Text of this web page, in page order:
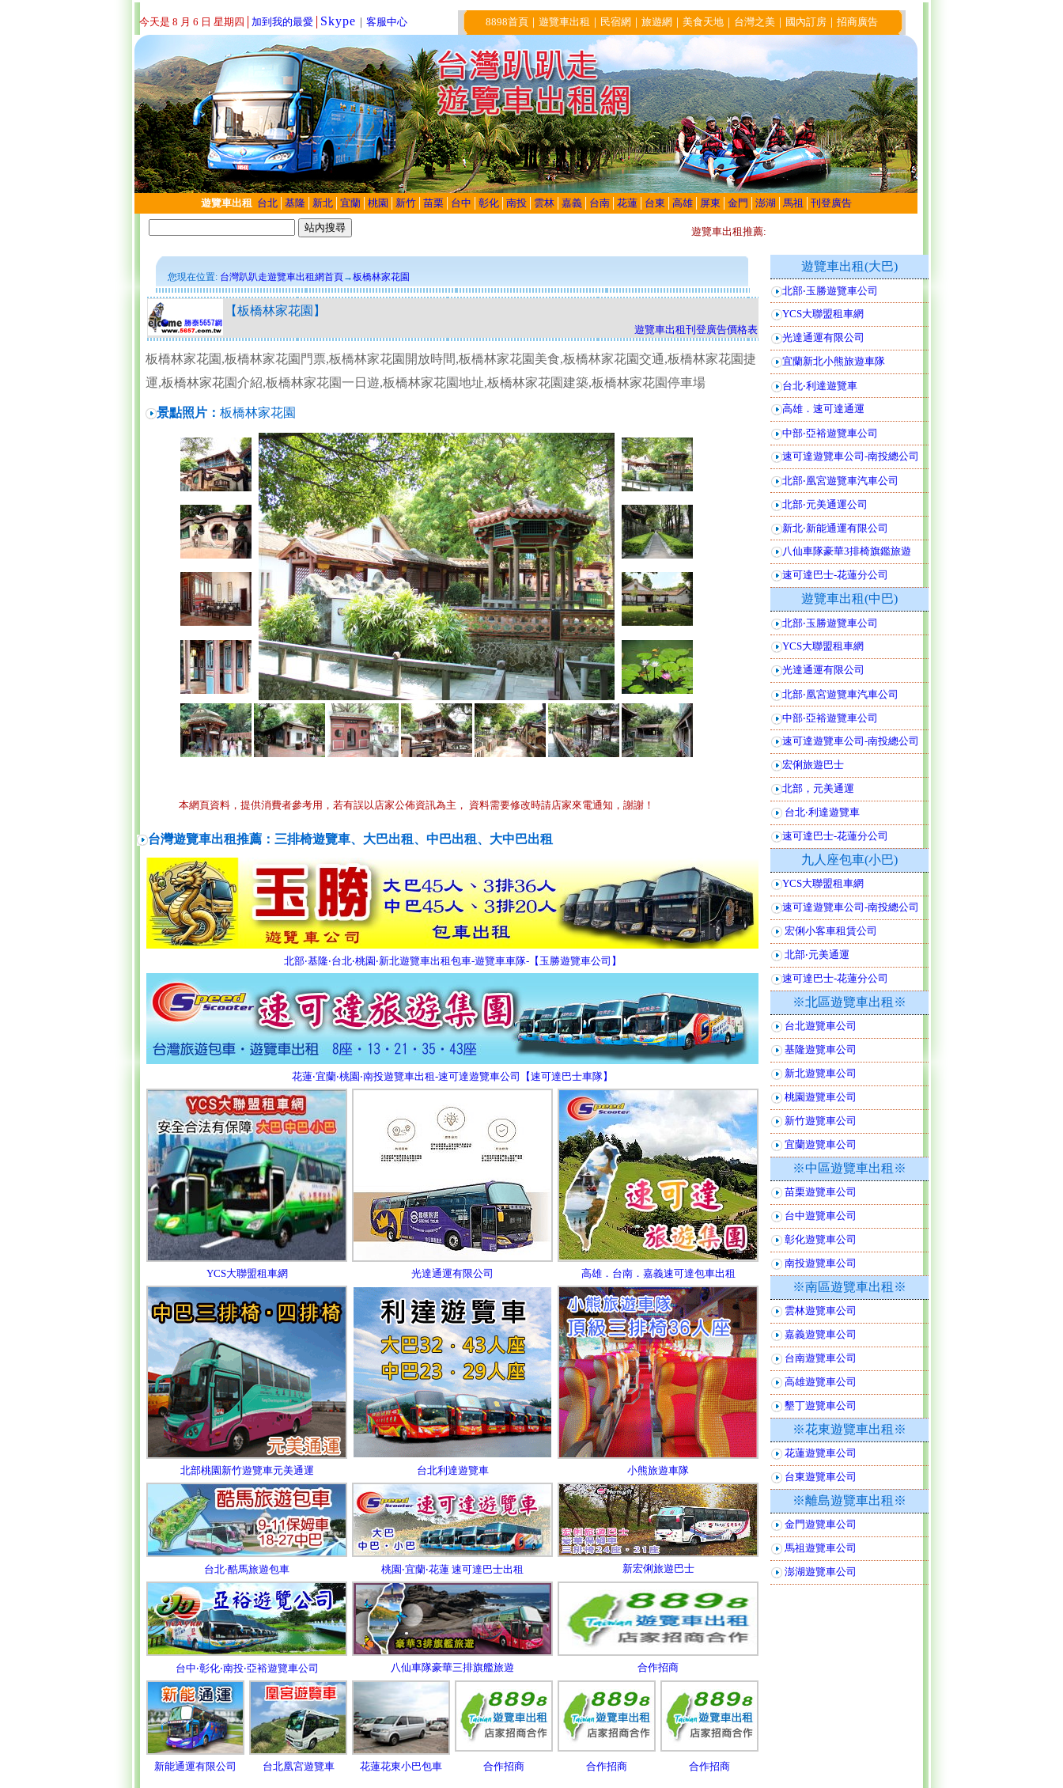
今天是 8 月 6 日 星期四 加到我的最愛 Skype ｜ 客服中心 8898首頁 ｜ 遊覽車出租 ｜ 民宿網 ｜ 旅遊網 ｜ 美食天地 ｜ 台灣之美 ｜ 國內訂房 ｜ 招商廣告
遊覽車出租 台北│ 基隆│ 新北│ 宜蘭│ 桃園 新竹│ 苗栗│ 台中 彰化│ 南投│ 雲林│ 嘉義│ 台南│ 花蓮│ 台東 高雄│ 屏東 金門 澎湖 馬祖 刊登廣告
遊覽車出租推薦:
您現在位置: 台灣趴趴走遊覽車出租網首頁→板橋林家花園
【板橋林家花園】
遊覽車出租刊登廣告價格表
板橋林家花園,板橋林家花園門票,板橋林家花園開放時間,板橋林家花園美食,板橋林家花園交通,板橋林家花園捷
運,板橋林家花園介紹,板橋林家花園一日遊,板橋林家花園地址,板橋林家花園建築,板橋林家花園停車場
景點照片： 板橋林家花園
本網頁資料，提供消費者參考用，若有誤以店家公佈資訊為主， 資料需要修改時請店家來電通知，謝謝！
台灣遊覽車出租推薦：三排椅遊覽車、大巴出租、中巴出租、大中巴出租
北部‧基隆‧台北‧桃園‧新北遊覽車出租包車-遊覽車車隊-【玉勝遊覽車公司】
花蓮‧宜蘭‧桃園‧南投遊覽車出租-速可達遊覽車公司【速可達巴士車隊】
YCS大聯盟租車網 光達通運有限公司 高雄．台南．嘉義速可達包車出租
北部桃園新竹遊覽車元美通運 台北利達遊覽車 小熊旅遊車隊
台北‧酷馬旅遊包車 桃園‧宜蘭‧花蓮 速可達巴士出租 新宏俐旅遊巴士
台中‧彰化‧南投‧亞裕遊覽車公司 八仙車隊豪華三排旗艦旅遊 合作招商
新能通運有限公司 台北凰宮遊覽車 花蓮花東小巴包車 合作招商 合作招商 合作招商
遊覽車出租(大巴)
北部‧玉勝遊覽車公司
YCS大聯盟租車網
光達通運有限公司
宜蘭新北小熊旅遊車隊
台北‧利達遊覽車
高雄．速可達通運
中部‧亞裕遊覽車公司
速可達遊覽車公司-南投總公司
北部‧凰宮遊覽車汽車公司
北部‧元美通運公司
新北‧新能通運有限公司
八仙車隊豪華3排椅旗鑑旅遊
速可達巴士-花蓮分公司
遊覽車出租(中巴)
北部‧玉勝遊覽車公司
YCS大聯盟租車網
光達通運有限公司
北部‧凰宮遊覽車汽車公司
中部‧亞裕遊覽車公司
速可達遊覽車公司-南投總公司
宏俐旅遊巴士
北部，元美通運
台北‧利達遊覽車
速可達巴士-花蓮分公司
九人座包車(小巴)
YCS大聯盟租車網
速可達遊覽車公司-南投總公司
宏俐小客車租賃公司
北部‧元美通運
速可達巴士-花蓮分公司
※北區遊覽車出租※
台北遊覽車公司
基隆遊覽車公司
新北遊覽車公司
桃園遊覽車公司
新竹遊覽車公司
宜蘭遊覽車公司
※中區遊覽車出租※
苗栗遊覽車公司
台中遊覽車公司
彰化遊覽車公司
南投遊覽車公司
※南區遊覽車出租※
雲林遊覽車公司
嘉義遊覽車公司
台南遊覽車公司
高雄遊覽車公司
墾丁遊覽車公司
※花東遊覽車出租※
花蓮遊覽車公司
台東遊覽車公司
※離島遊覽車出租※
金門遊覽車公司
馬祖遊覽車公司
澎湖遊覽車公司